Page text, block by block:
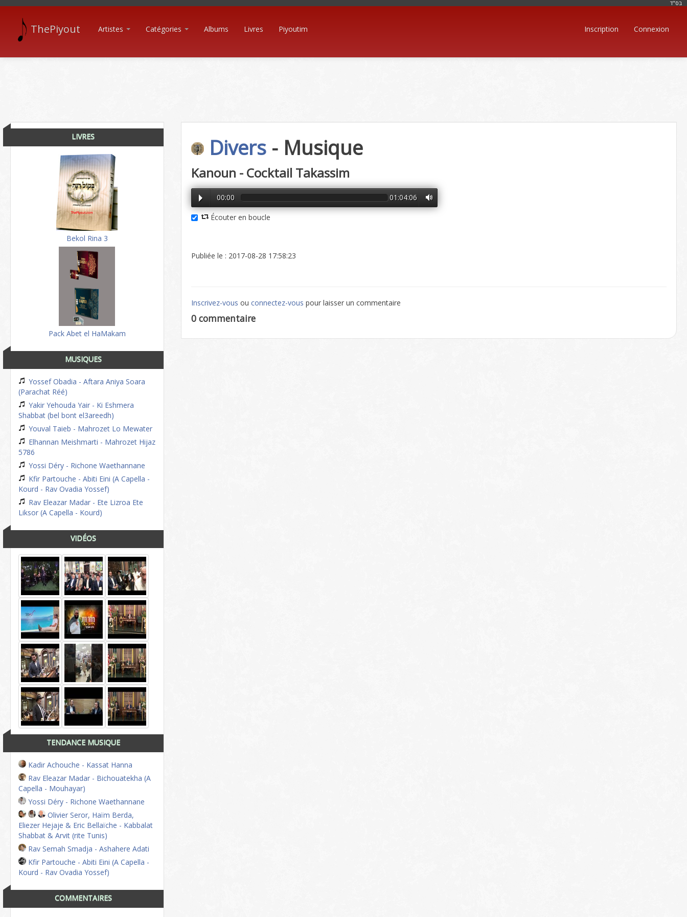
בּס"ד
ThePiyout Artistes Catégories Albums Livres Piyoutim Inscription Connexion
LIVRES
Bekol Rina 3
Pack Abet el HaMakam
MUSIQUES
Yossef Obadia - Aftara Aniya Soara
(Parachat Réé)
Yakir Yehouda Yair - Ki Eshmera
Shabbat (bel bont el3areedh)
Youval Taieb - Mahrozet Lo Mewater
Elhannan Meishmarti - Mahrozet Hijaz
5786
Yossi Déry - Richone Waethannane
Kfir Partouche - Abiti Eini (A Capella -
Kourd - Rav Ovadia Yossef)
Rav Eleazar Madar - Ete Lizroa Ete
Liksor (A Capella - Kourd)
VIDÉOS
TENDANCE MUSIQUE
Kadir Achouche - Kassat Hanna
Rav Eleazar Madar - Bichouatekha (A
Capella - Mouhayar)
Yossi Déry - Richone Waethannane
Olivier Seror, Haïm Berda,
Eliezer Hejaje & Eric Bellaïche - Kabbalat
Shabbat & Arvit (rite Tunis)
Rav Semah Smadja - Ashahere Adati
Kfir Partouche - Abiti Eini (A Capella -
Kourd - Rav Ovadia Yossef)
COMMENTAIRES
Divers - Musique
Kanoun - Cocktail Takassim
00:00 01:04:06
Écouter en boucle
Publiée le : 2017-08-28 17:58:23
Inscrivez-vous ouconnectez-vous pour laisser un commentaire
0 commentaire